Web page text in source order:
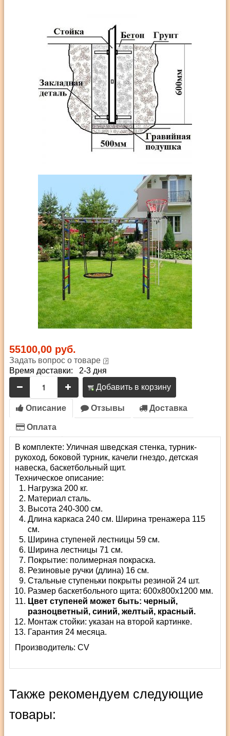
55100,00 руб.
Задать вопрос о товаре
Время доставки: 2-3 дня
Добавить в корзину
Описание Отзывы Доставка
Оплата
В комплекте: Уличная шведская стенка, турник-
рукоход, боковой турник, качели гнездо, детская
навеска, баскетбольный щит.
Техническое описание:
Нагрузка 200 кг.
Материал сталь.
Высота 240-300 см.
Длина каркаса 240 см. Ширина тренажера 115
см.
Ширина ступеней лестницы 59 см.
Ширина лестницы 71 см.
Покрытие: полимерная покраска.
Резиновые ручки (длина) 16 см.
Стальные ступеньки покрыты резиной 24 шт.
Размер баскетбольного щита: 600x800x1200 мм.
Цвет ступеней может быть: черный,
разноцветный, синий, желтый, красный.
Монтаж стойки: указан на второй картинке.
Гарантия 24 месяца.
Производитель: СV
Также рекомендуем следующие
товары: